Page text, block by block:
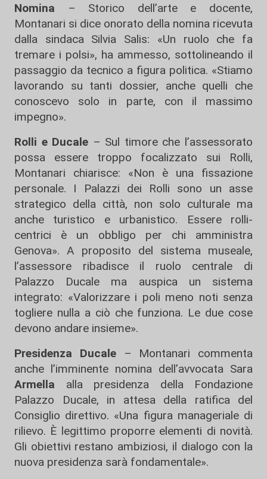
Nomina – Storico dell’arte e docente,
Montanari si dice onorato della nomina ricevuta
dalla sindaca Silvia Salis: «Un ruolo che fa
tremare i polsi», ha ammesso, sottolineando il
passaggio da tecnico a figura politica. «Stiamo
lavorando su tanti dossier, anche quelli che
conoscevo solo in parte, con il massimo
impegno».
Rolli e Ducale – Sul timore che l’assessorato
possa essere troppo focalizzato sui Rolli,
Montanari chiarisce: «Non è una fissazione
personale. I Palazzi dei Rolli sono un asse
strategico della città, non solo culturale ma
anche turistico e urbanistico. Essere rolli-
centrici è un obbligo per chi amministra
Genova». A proposito del sistema museale,
l’assessore ribadisce il ruolo centrale di
Palazzo Ducale ma auspica un sistema
integrato: «Valorizzare i poli meno noti senza
togliere nulla a ciò che funziona. Le due cose
devono andare insieme».
Presidenza Ducale– Montanari commenta
anche l’imminente nomina dell’avvocata Sara
Armella alla presidenza della Fondazione
Palazzo Ducale, in attesa della ratifica del
Consiglio direttivo. «Una figura manageriale di
rilievo. È legittimo proporre elementi di novità.
Gli obiettivi restano ambiziosi, il dialogo con la
nuova presidenza sarà fondamentale».